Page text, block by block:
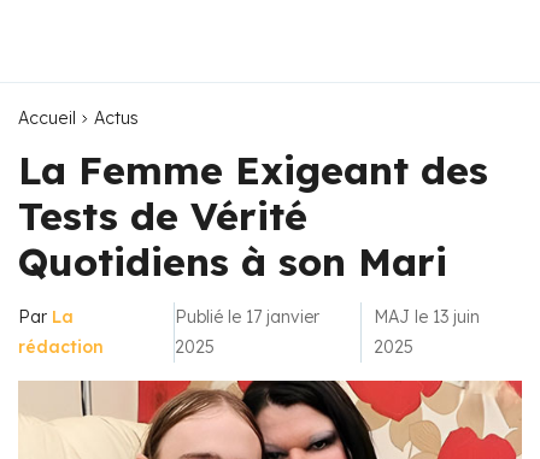
Accueil Actus
La Femme Exigeant des
Tests de Vérité
Quotidiens à son Mari
Par La
rédaction
Publié le 17 janvier
2025
MAJ le 13 juin
2025